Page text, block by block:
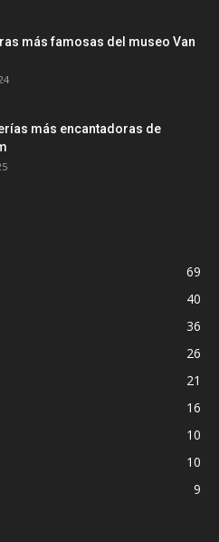
más famosas del museo Van
más encantadoras de
69
40
36
26
21
16
10
10
9